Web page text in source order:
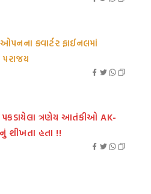
ક્વાર્ટર ફાઈનલમાં
પરાજય
પકડાયેલા ત્રણેય આતંકીઓ AK-
શીખતા હતા !!